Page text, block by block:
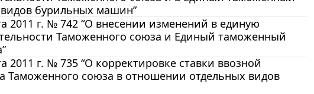
бурильных машин”
2011 г. № 742 “О внесении изменений в единую
Таможенного союза и Единый таможенный
г. № 735 “О корректировке ставки ввозной
союза в отношении отдельных видов